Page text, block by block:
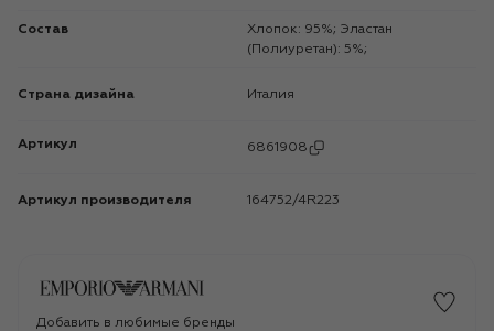
Состав
Хлопок: 95%; Эластан
(Полиуретан): 5%;
Страна дизайна Италия
Артикул 6861908
Артикул производителя 164752/4R223
Добавить в любимые бренды